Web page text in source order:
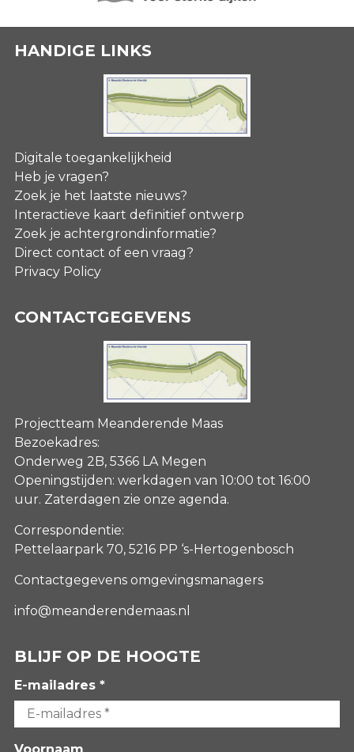
HANDIGE LINKS
Digitale toegankelijkheid
Heb je vragen?
Zoek je het laatste nieuws?
Interactieve kaart definitief ontwerp
Zoek je achtergrondinformatie?
Direct contact of een vraag?
Privacy Policy
CONTACTGEGEVENS
Projectteam Meanderende Maas
Bezoekadres:
Onderweg 2B, 5366 LA Megen
Openingstijden: werkdagen van 10:00 tot 16:00
uur. Zaterdagen zie onze agenda.
Correspondentie:
Pettelaarpark 70, 5216 PP ‘s-Hertogenbosch
Contactgegevens omgevingsmanagers
info@meanderendemaas.nl
BLIJF OP DE HOOGTE
E-mailadres *